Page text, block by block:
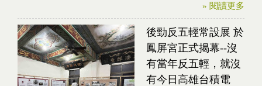
» 閱讀更多
後勁反五輕常設展 於
鳳屏宮正式揭幕--沒
有當年反五輕，就沒
有今日高雄台積電